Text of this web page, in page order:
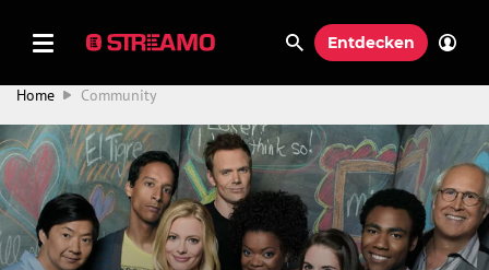
Entdecken
Home Community